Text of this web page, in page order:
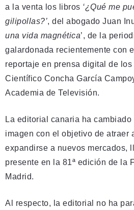
a la venta los libros ‘¿Qué me
gilipollas?’, del abogado Juan
una vida magnética’, de la
galardonada recientemente con
reportaje en prensa digital de
Científico Concha García
Academia de Televisión.
La editorial canaria ha cambiado
imagen con el objetivo de atraer
expandirse a nuevos mercados,
presente en la 81ª edición de la
Madrid.
Al respecto, la editorial no ha